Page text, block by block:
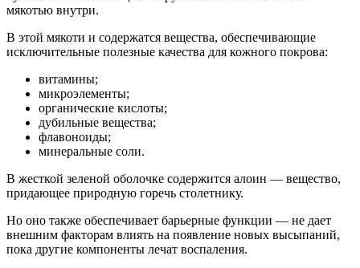
мякотью внутри.
В этой мякоти и содержатся вещества, обеспечивающие
исключительные полезные качества для кожного покрова:
витамины;
микроэлементы;
органические кислоты;
дубильные вещества;
флавоноиды;
минеральные соли.
В жесткой зеленой оболочке содержится алоин — вещество,
придающее природную горечь столетнику.
Но оно также обеспечивает барьерные функции — не дает
внешним факторам влиять на появление новых высыпаний,
пока другие компоненты лечат воспаления.